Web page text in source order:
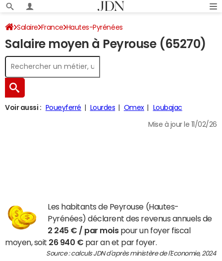
Salaire France Hautes-Pyrénées
Salaire moyen à Peyrouse (65270)
Voir aussi : Poueyferré Lourdes Omex Loubajac
Mise à jour le 11/02/26
Les habitants de Peyrouse (Hautes-
Pyrénées) déclarent des revenus annuels de
2 245 € / par moispour un foyer fiscal
moyen, soit 26 940 € par an et par foyer.
Source : calculs JDN d'après ministère de l'Economie, 2024